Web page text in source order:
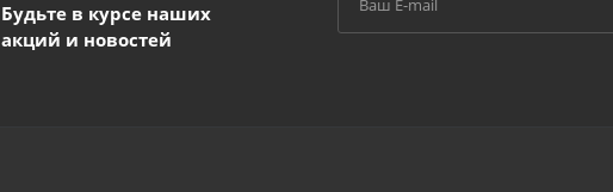
Будьте в курсе наших
акций и новостей